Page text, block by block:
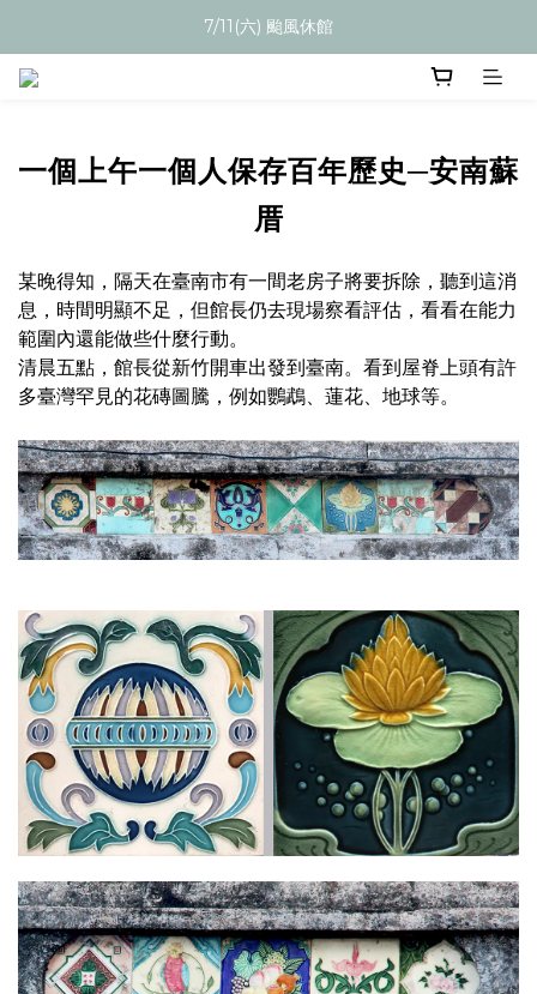
7/11(六) 颱風休館
一個上午一個人保存百年歷史─安南蘇
厝
某晚得知，隔天在臺南市有一間老房子將要拆除，聽到這消
息，時間明顯不足，但館長仍去現場察看評估，看看在能力
範圍內還能做些什麼行動。
清晨五點，館長從新竹開車出發到臺南。看到屋脊上頭有許
多臺灣罕見的花磚圖騰，例如鸚鵡、蓮花、地球等。